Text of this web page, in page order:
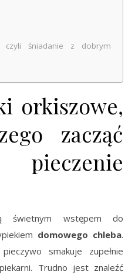
czyli śniadanie z dobrym
orkiszowe,
zacząć
świetnym wstępem do
domowego chleba.
smakuje zupełnie
Trudno jest znaleźć